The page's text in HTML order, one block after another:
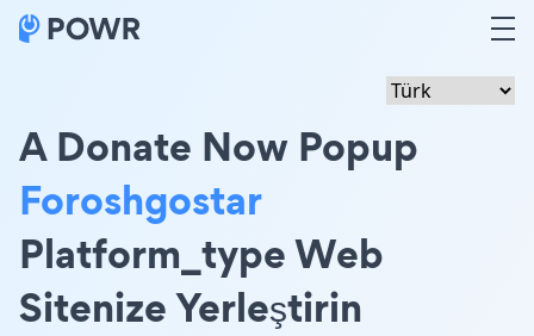
A Donate Now Popup
Foroshgostar
Platform_type Web
Sitenize Yerleştirin